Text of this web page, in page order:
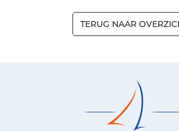
TERUG NAAR